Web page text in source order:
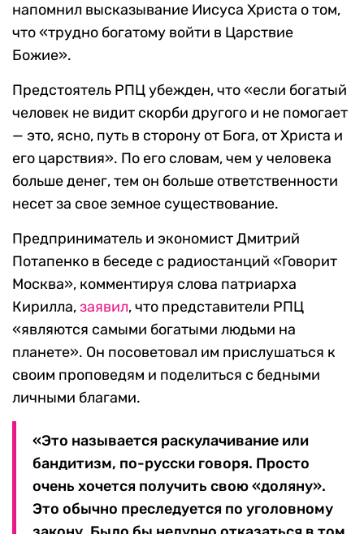
напомнил высказывание Иисуса Христа о том,
что «трудно богатому войти в Царствие
Божие».
Предстоятель РПЦ убежден, что «если богатый
человек не видит скорби другого и не помогает
— это, ясно, путь в сторону от Бога, от Христа и
его царствия». По его словам, чем у человека
больше денег, тем он больше ответственности
несет за свое земное существование.
Предприниматель и экономист Дмитрий
Потапенко в беседе с радиостанций «Говорит
Москва», комментируя слова патриарха
Кирилла,заявил, что представители РПЦ
«являются самыми богатыми людьми на
планете». Он посоветовал им прислушаться к
своим проповедям и поделиться с бедными
личными благами.
«Это называется раскулачивание или
бандитизм, по-русски говоря. Просто
очень хочется получить свою «доляну».
Это обычно преследуется по уголовному